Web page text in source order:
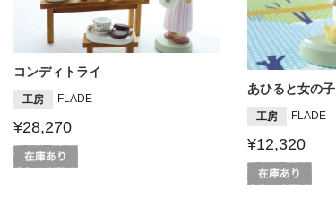
コンディトライ
工房 FLADE
¥28,270
あひると女の子
工房 FLADE
¥12,320